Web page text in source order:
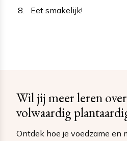
Eet smakelijk!
Wil jij meer leren
volwaardig
Ontdek hoe je voedzame en